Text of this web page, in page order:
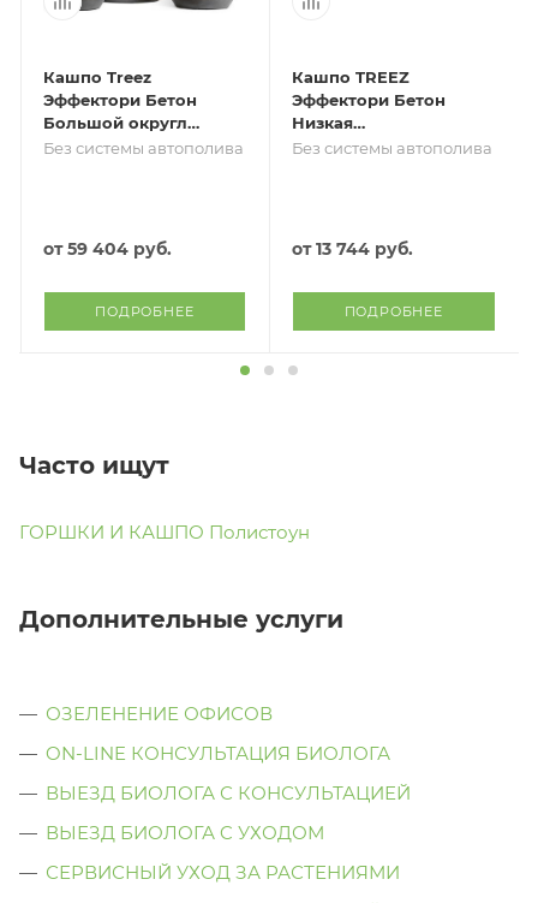
Кашпо Treez
Эффектори Бетон
Большой округлый
конус Тёмно-серый
Без системы автополива
от59 404 руб.
ПОДРОБНЕЕ
Кашпо TREEZ
Эффектори Бетон
Низкая
сферическая чаша
Без системы автополива
от13 744 руб.
ПОДРОБНЕЕ
Часто ищут
ГОРШКИ И КАШПО Полистоун
Дополнительные услуги
ОЗЕЛЕНЕНИЕ ОФИСОВ
ON-LINE КОНСУЛЬТАЦИЯ БИОЛОГА
ВЫЕЗД БИОЛОГА С КОНСУЛЬТАЦИЕЙ
ВЫЕЗД БИОЛОГА C УХОДОМ
СЕРВИСНЫЙ УХОД ЗА РАСТЕНИЯМИ